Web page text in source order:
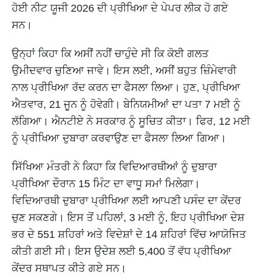
ਹੋਈ ਨੀਟ ਯੂਜੀ 2026 ਦੀ ਪ੍ਰੀਖਿਆ ਦੇ ਪੇਪਰ ਲੀਕ ਹੋ ਗਏ
ਸਨ।
ਉਨ੍ਹਾਂ ਕਿਹਾ ਕਿ ਅਸੀਂ ਨਹੀਂ ਚਾਹੁੰਦੇ ਸੀ ਕਿ ਕੋਈ ਗਲਤ
ਉਮੀਦਵਾਰ ਚੁਣਿਆ ਜਾਵੇ। ਇਸ ਲਈ, ਅਸੀਂ ਬਹੁਤ ਜ਼ਿੰਮੇਵਾਰੀ
ਨਾਲ ਪ੍ਰੀਖਿਆ ਰੱਦ ਕਰਨ ਦਾ ਫੈਸਲਾ ਲਿਆ। ਹੁਣ, ਪ੍ਰੀਖਿਆ
ਐਤਵਾਰ, 21 ਜੂਨ ਨੂੰ ਹੋਵੇਗੀ। ਬੇਨਿਯਮੀਆਂ ਦਾ ਪਤਾ 7 ਮਈ ਨੂੰ
ਲੱਗਿਆ। ਐਨਟੀਏ ਨੇ ਸਰਕਾਰ ਨੂੰ ਸੂਚਿਤ ਕੀਤਾ। ਫਿਰ, 12 ਮਈ
ਨੂੰ ਪ੍ਰੀਖਿਆ ਦੁਬਾਰਾ ਕਰਵਾਉਣ ਦਾ ਫੈਸਲਾ ਲਿਆ ਗਿਆ।
ਸਿੱਖਿਆ ਮੰਤਰੀ ਨੇ ਕਿਹਾ ਕਿ ਵਿਦਿਆਰਥੀਆਂ ਨੂੰ ਦੁਬਾਰਾ
ਪ੍ਰੀਖਿਆ ਦੌਰਾਨ 15 ਮਿੰਟ ਦਾ ਵਾਧੂ ਸਮਾਂ ਮਿਲੇਗਾ।
ਵਿਦਿਆਰਥੀ ਦੁਬਾਰਾ ਪ੍ਰੀਖਿਆ ਲਈ ਆਪਣੀ ਪਸੰਦ ਦਾ ਕੇਂਦਰ
ਚੁਣ ਸਕਣਗੇ। ਇਸ ਤੋਂ ਪਹਿਲਾਂ, 3 ਮਈ ਨੂੰ, ਇਹ ਪ੍ਰੀਖਿਆ ਦੇਸ਼
ਭਰ ਦੇ 551 ਸ਼ਹਿਰਾਂ ਅਤੇ ਵਿਦੇਸ਼ਾਂ ਦੇ 14 ਸ਼ਹਿਰਾਂ ਵਿੱਚ ਆਯੋਜਿਤ
ਕੀਤੀ ਗਈ ਸੀ। ਇਸ ਉਦੇਸ਼ ਲਈ 5,400 ਤੋਂ ਵੱਧ ਪ੍ਰੀਖਿਆ
ਕੇਂਦਰ ਸਥਾਪਤ ਕੀਤੇ ਗਏ ਸਨ।